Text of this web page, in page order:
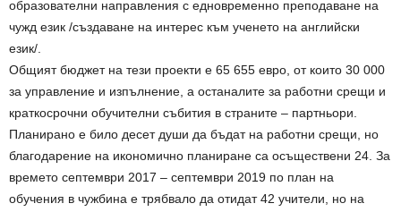
образователни направления с едновременно преподаване на
чужд език /създаване на интерес към ученето на английски
език/.
Общият бюджет на тези проекти е 65 655 евро, от които 30 000
за управление и изпълнение, а останалите за работни срещи и
краткосрочни обучителни събития в страните – партньори.
Планирано е било десет души да бъдат на работни срещи, но
благодарение на икономично планиране са осъществени 24. За
времето септември 2017 – септември 2019 по план на
обучения в чужбина е трябвало да отидат 42 учители, но на